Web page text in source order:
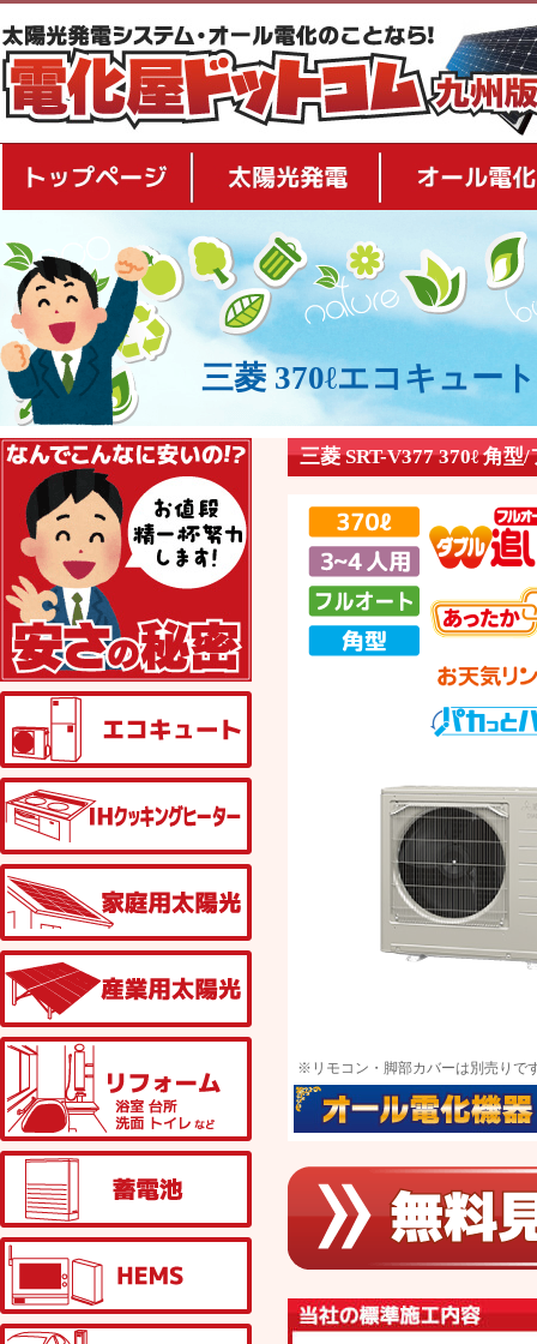
トップページ 太陽光発電
三菱 370ℓエコキュー
安さの秘密
IHクッキングヒーター
HEMS
その他の商品
三菱 SRT-V377 370ℓ 角型
※リモコン・脚部カバーは別売りで